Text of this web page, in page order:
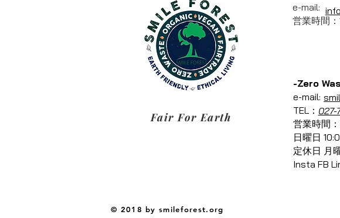
Fair For Earth
e-mail:
営業時間
-Zero
e-mail:
TEL：
営業時間
日曜日
定休日 月
Insta FB
027-
© 2018 by smileforest.org